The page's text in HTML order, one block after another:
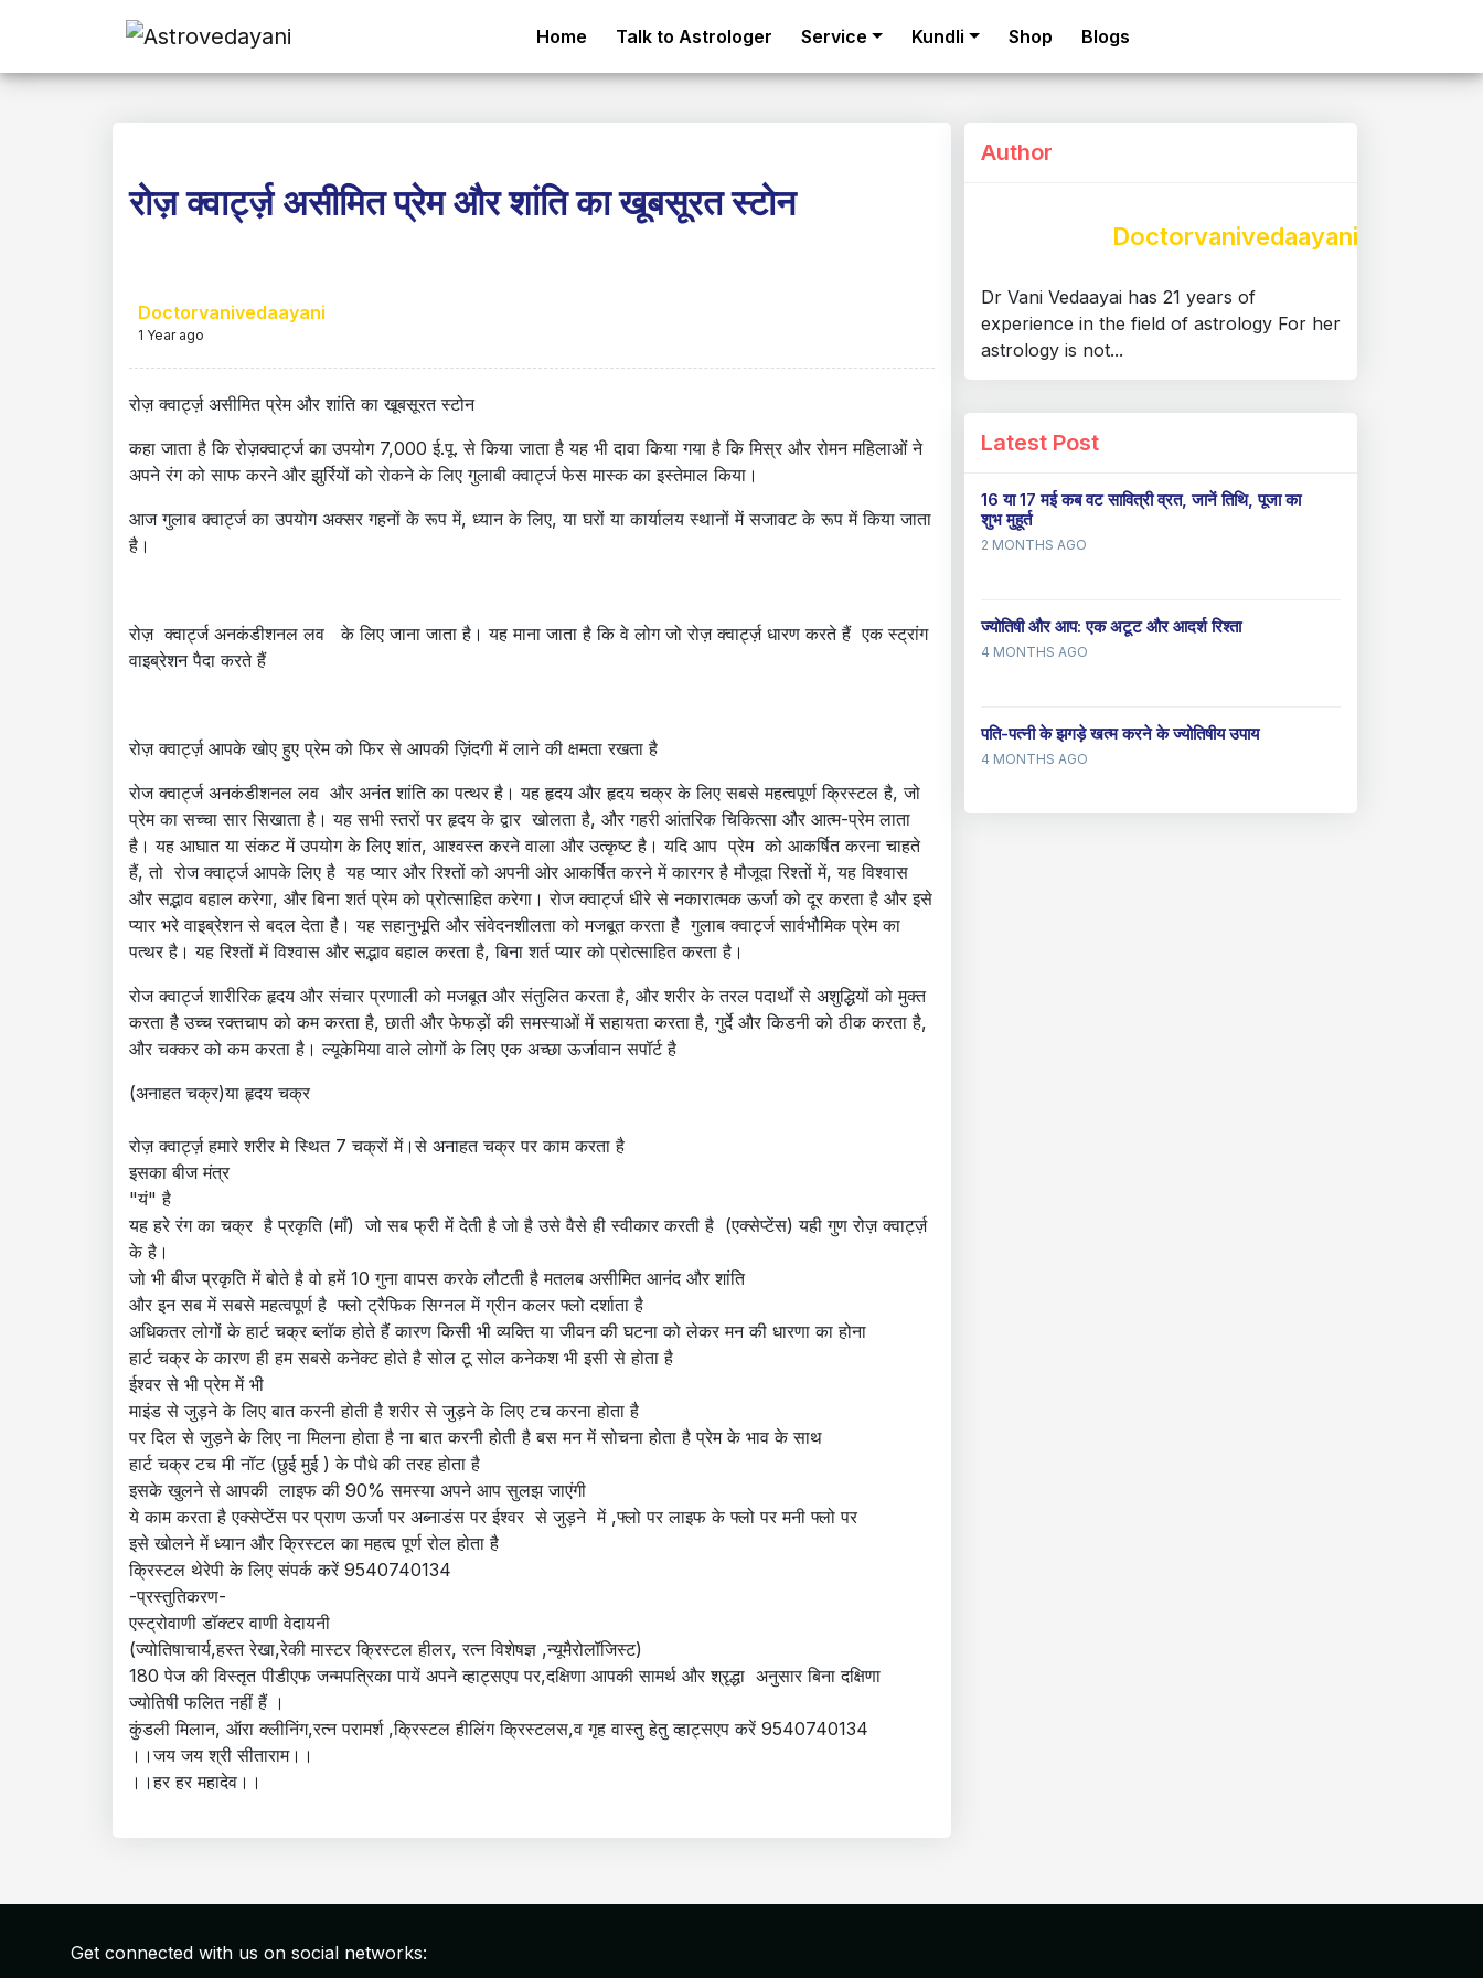
Home Talk to Astrologer Service Kundli Shop Blogs
रोज़ क्वार्ट्ज़ असीमित प्रेम और शांति का खूबसूरत स्टोन
Doctorvanivedaayani
1 Year ago
रोज़ क्वार्ट्ज़ असीमित प्रेम और शांति का खूबसूरत स्टोन
कहा जाता है कि रोज़क्वार्ट्ज का उपयोग 7,000 ई.पू. से किया जाता है यह भी दावा किया गया है कि मिस्र और रोमन महिलाओं ने
अपने रंग को साफ करने और झुर्रियों को रोकने के लिए गुलाबी क्वार्ट्ज फेस मास्क का इस्तेमाल किया।
आज गुलाब क्वार्ट्ज का उपयोग अक्सर गहनों के रूप में, ध्यान के लिए, या घरों या कार्यालय स्थानों में सजावट के रूप में किया जाता
है।
रोज़ क्वार्ट्ज अनकंडीशनल लव के लिए जाना जाता है। यह माना जाता है कि वे लोग जो रोज़ क्वार्ट्ज़ धारण करते हैं एक स्ट्रांग
वाइब्रेशन पैदा करते हैं
रोज़ क्वार्ट्ज़ आपके खोए हुए प्रेम को फिर से आपकी ज़िंदगी में लाने की क्षमता रखता है
रोज क्वार्ट्ज अनकंडीशनल लव और अनंत शांति का पत्थर है। यह हृदय और हृदय चक्र के लिए सबसे महत्वपूर्ण क्रिस्टल है, जो
प्रेम का सच्चा सार सिखाता है। यह सभी स्तरों पर हृदय के द्वार खोलता है, और गहरी आंतरिक चिकित्सा और आत्म-प्रेम लाता
है। यह आघात या संकट में उपयोग के लिए शांत, आश्वस्त करने वाला और उत्कृष्ट है। यदि आप प्रेम को आकर्षित करना चाहते
हैं, तो रोज क्वार्ट्ज आपके लिए है यह प्यार और रिश्तों को अपनी ओर आकर्षित करने में कारगर है मौजूदा रिश्तों में, यह विश्वास
और सद्भाव बहाल करेगा, और बिना शर्त प्रेम को प्रोत्साहित करेगा। रोज क्वार्ट्ज धीरे से नकारात्मक ऊर्जा को दूर करता है और इसे
प्यार भरे वाइब्रेशन से बदल देता है। यह सहानुभूति और संवेदनशीलता को मजबूत करता है गुलाब क्वार्ट्ज सार्वभौमिक प्रेम का
पत्थर है। यह रिश्तों में विश्वास और सद्भाव बहाल करता है, बिना शर्त प्यार को प्रोत्साहित करता है।
रोज क्वार्ट्ज शारीरिक हृदय और संचार प्रणाली को मजबूत और संतुलित करता है, और शरीर के तरल पदार्थों से अशुद्धियों को मुक्त
करता है उच्च रक्तचाप को कम करता है, छाती और फेफड़ों की समस्याओं में सहायता करता है, गुर्दे और किडनी को ठीक करता है,
और चक्कर को कम करता है। ल्यूकेमिया वाले लोगों के लिए एक अच्छा ऊर्जावान सपॉर्ट है
(अनाहत चक्र)या हृदय चक्र
रोज़ क्वार्ट्ज़ हमारे शरीर मे स्थित 7 चक्रों में।से अनाहत चक्र पर काम करता है
इसका बीज मंत्र
"यं" है
यह हरे रंग का चक्र है प्रकृति (माँ) जो सब फ्री में देती है जो है उसे वैसे ही स्वीकार करती है (एक्सेप्टेंस) यही गुण रोज़ क्वार्ट्ज़
के है।
जो भी बीज प्रकृति में बोते है वो हमें 10 गुना वापस करके लौटती है मतलब असीमित आनंद और शांति
और इन सब में सबसे महत्वपूर्ण है फ्लो ट्रैफिक सिग्नल में ग्रीन कलर फ्लो दर्शाता है
अधिकतर लोगों के हार्ट चक्र ब्लॉक होते हैं कारण किसी भी व्यक्ति या जीवन की घटना को लेकर मन की धारणा का होना
हार्ट चक्र के कारण ही हम सबसे कनेक्ट होते है सोल टू सोल कनेकश भी इसी से होता है
ईश्वर से भी प्रेम में भी
माइंड से जुड़ने के लिए बात करनी होती है शरीर से जुड़ने के लिए टच करना होता है
पर दिल से जुड़ने के लिए ना मिलना होता है ना बात करनी होती है बस मन में सोचना होता है प्रेम के भाव के साथ
हार्ट चक्र टच मी नॉट (छुई मुई ) के पौधे की तरह होता है
इसके खुलने से आपकी लाइफ की 90% समस्या अपने आप सुलझ जाएंगी
ये काम करता है एक्सेप्टेंस पर प्राण ऊर्जा पर अब्नाडंस पर ईश्वर से जुड़ने में ,फ्लो पर लाइफ के फ्लो पर मनी फ्लो पर
इसे खोलने में ध्यान और क्रिस्टल का महत्व पूर्ण रोल होता है
क्रिस्टल थेरेपी के लिए संपर्क करें 9540740134
-प्रस्तुतिकरण-
एस्ट्रोवाणी डॉक्टर वाणी वेदायनी
(ज्योतिषाचार्य,हस्त रेखा,रेकी मास्टर क्रिस्टल हीलर, रत्न विशेषज्ञ ,न्यूमैरोलॉजिस्ट)
180 पेज की विस्तृत पीडीएफ जन्मपत्रिका पायें अपने व्हाट्सएप पर,दक्षिणा आपकी सामर्थ और श्रृद्धा अनुसार बिना दक्षिणा
ज्योतिषी फलित नहीं हैं ।
कुंडली मिलान, ऑरा क्लीनिंग,रत्न परामर्श ,क्रिस्टल हीलिंग क्रिस्टलस,व गृह वास्तु हेतु व्हाट्सएप करें 9540740134
।।जय जय श्री सीताराम।।
।।हर हर महादेव।।
Author
Doctorvanivedaayani
Dr Vani Vedaayai has 21 years of
experience in the field of astrology For her
astrology is not...
Latest Post
16 या 17 मई कब वट सावित्री व्रत, जानें तिथि, पूजा का
शुभ मुहूर्त
2 MONTHS AGO
ज्योतिषी और आप: एक अटूट और आदर्श रिश्ता
4 MONTHS AGO
पति-पत्नी के झगड़े खत्म करने के ज्योतिषीय उपाय
4 MONTHS AGO
Get connected with us on social networks: